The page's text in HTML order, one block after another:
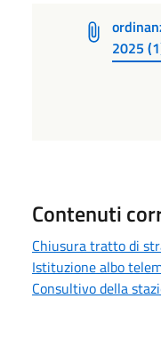
2025
Contenuti
Chiusura tratto di
Istituzione albo
Consultivo della